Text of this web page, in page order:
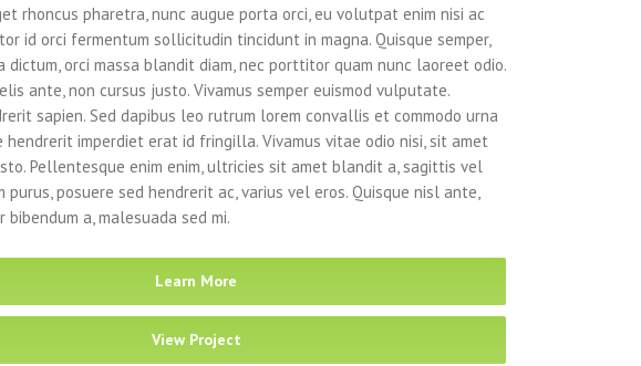
rhoncus pharetra, nunc augue porta orci, eu volutpat enim nisi ac
id orci fermentum sollicitudin tincidunt in magna. Quisque semper,
dictum, orci massa blandit diam, nec porttitor quam nunc laoreet odio.
ante, non cursus justo. Vivamus semper euismod vulputate.
sapien. Sed dapibus leo rutrum lorem convallis et commodo urna
hendrerit imperdiet erat id fringilla. Vivamus vitae odio nisi, sit amet
Pellentesque enim enim, ultricies sit amet blandit a, sagittis vel
purus, posuere sed hendrerit ac, varius vel eros. Quisque nisl ante,
bibendum a, malesuada sed mi.
Learn More
View Project